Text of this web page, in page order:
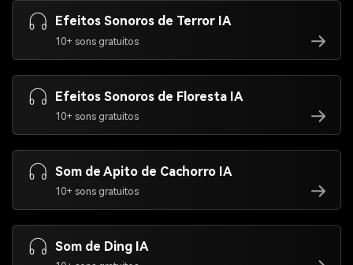
Efeitos Sonoros de Terror IA
10+ sons gratuitos
Efeitos Sonoros de Floresta IA
10+ sons gratuitos
Som de Apito de Cachorro IA
10+ sons gratuitos
Som de Ding IA